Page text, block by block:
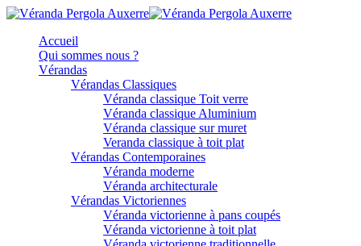
Accueil
Qui sommes nous ?
Vérandas
Vérandas Classiques
Véranda classique Toit verre
Véranda classique Aluminium
Véranda classique sur muret
Veranda classique à toit plat
Vérandas Contemporaines
Véranda moderne
Véranda architecturale
Vérandas Victoriennes
Véranda victorienne à pans coupés
Véranda victorienne à toit plat